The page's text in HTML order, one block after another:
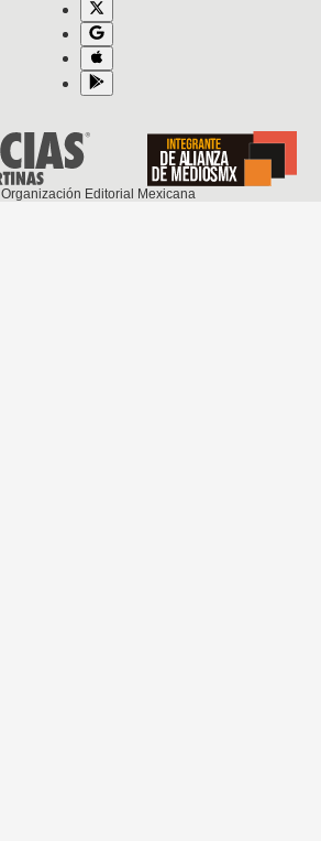
Organización Editorial Mexicana